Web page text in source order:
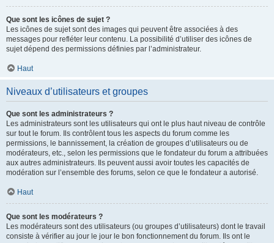
Que sont les icônes de sujet ?
Les icônes de sujet sont des images qui peuvent être associées à des
messages pour refléter leur contenu. La possibilité d’utiliser des icônes de
sujet dépend des permissions définies par l’administrateur.
Haut
Niveaux d’utilisateurs et groupes
Que sont les administrateurs ?
Les administrateurs sont les utilisateurs qui ont le plus haut niveau de contrôle
sur tout le forum. Ils contrôlent tous les aspects du forum comme les
permissions, le bannissement, la création de groupes d’utilisateurs ou de
modérateurs, etc., selon les permissions que le fondateur du forum a attribuées
aux autres administrateurs. Ils peuvent aussi avoir toutes les capacités de
modération sur l’ensemble des forums, selon ce que le fondateur a autorisé.
Haut
Que sont les modérateurs ?
Les modérateurs sont des utilisateurs (ou groupes d’utilisateurs) dont le travail
consiste à vérifier au jour le jour le bon fonctionnement du forum. Ils ont le